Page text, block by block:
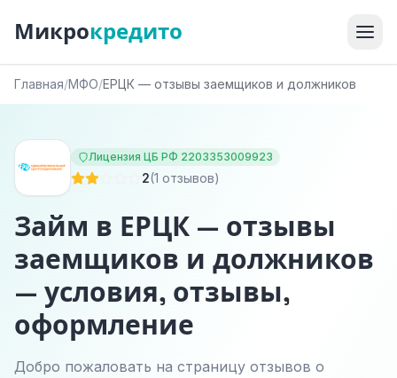
Микрокредито
Главная/МФО/ЕРЦК — отзывы заемщиков и должников
Лицензия ЦБ РФ 2203353009923
2(1 отзывов)
Займ в ЕРЦК — отзывы
заемщиков и должников
— условия, отзывы,
оформление
Добро пожаловать на страницу отзывов о